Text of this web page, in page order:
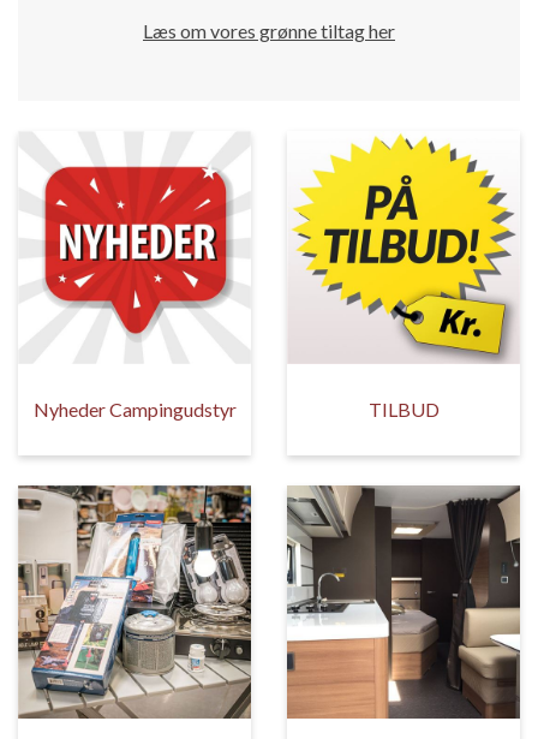
Læs om vores grønne tiltag her
Nyheder Campingudstyr TILBUD